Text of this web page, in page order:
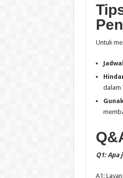
Untuk
dalam
Q1: Apa
A1: